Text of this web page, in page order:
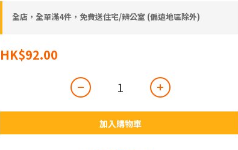
全店，全單滿4件，免費送住宅/辨公室 (偏遠地區除外)
HK$92.00
加入購物車